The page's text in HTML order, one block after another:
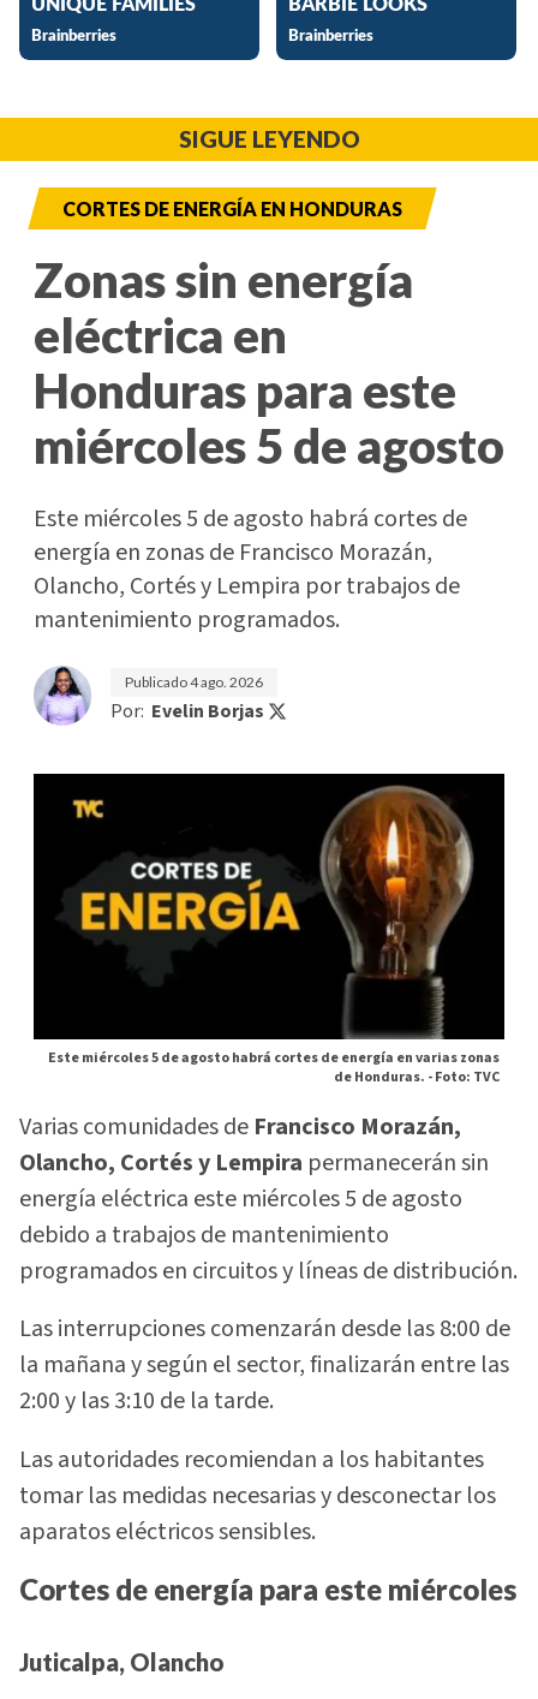
SIGUE LEYENDO
CORTES DE ENERGÍA EN HONDURAS
Zonas sin energía
eléctrica en
Honduras para este
miércoles 5 de agosto
Este miércoles 5 de agosto habrá cortes de
energía en zonas de Francisco Morazán,
Olancho, Cortés y Lempira por trabajos de
mantenimiento programados.
Publicado4 ago. 2026
Por: Evelin Borjas
Este miércoles 5 de agosto habrá cortes de energía en varias zonas
de Honduras. -Foto: TVC
Varias comunidades de Francisco Morazán,
Olancho, Cortés y Lempira permanecerán sin
energía eléctrica este miércoles 5 de agosto
debido a trabajos de mantenimiento
programados en circuitos y líneas de distribución.
Las interrupciones comenzarán desde las 8:00 de
la mañana y según el sector, finalizarán entre las
2:00 y las 3:10 de la tarde.
Las autoridades recomiendan a los habitantes
tomar las medidas necesarias y desconectar los
aparatos eléctricos sensibles.
Cortes de energía para este miércoles
Juticalpa, Olancho